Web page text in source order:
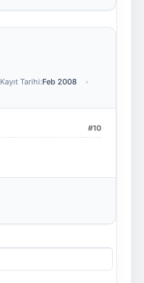
Kayıt Tarihi:Feb 2008
#10